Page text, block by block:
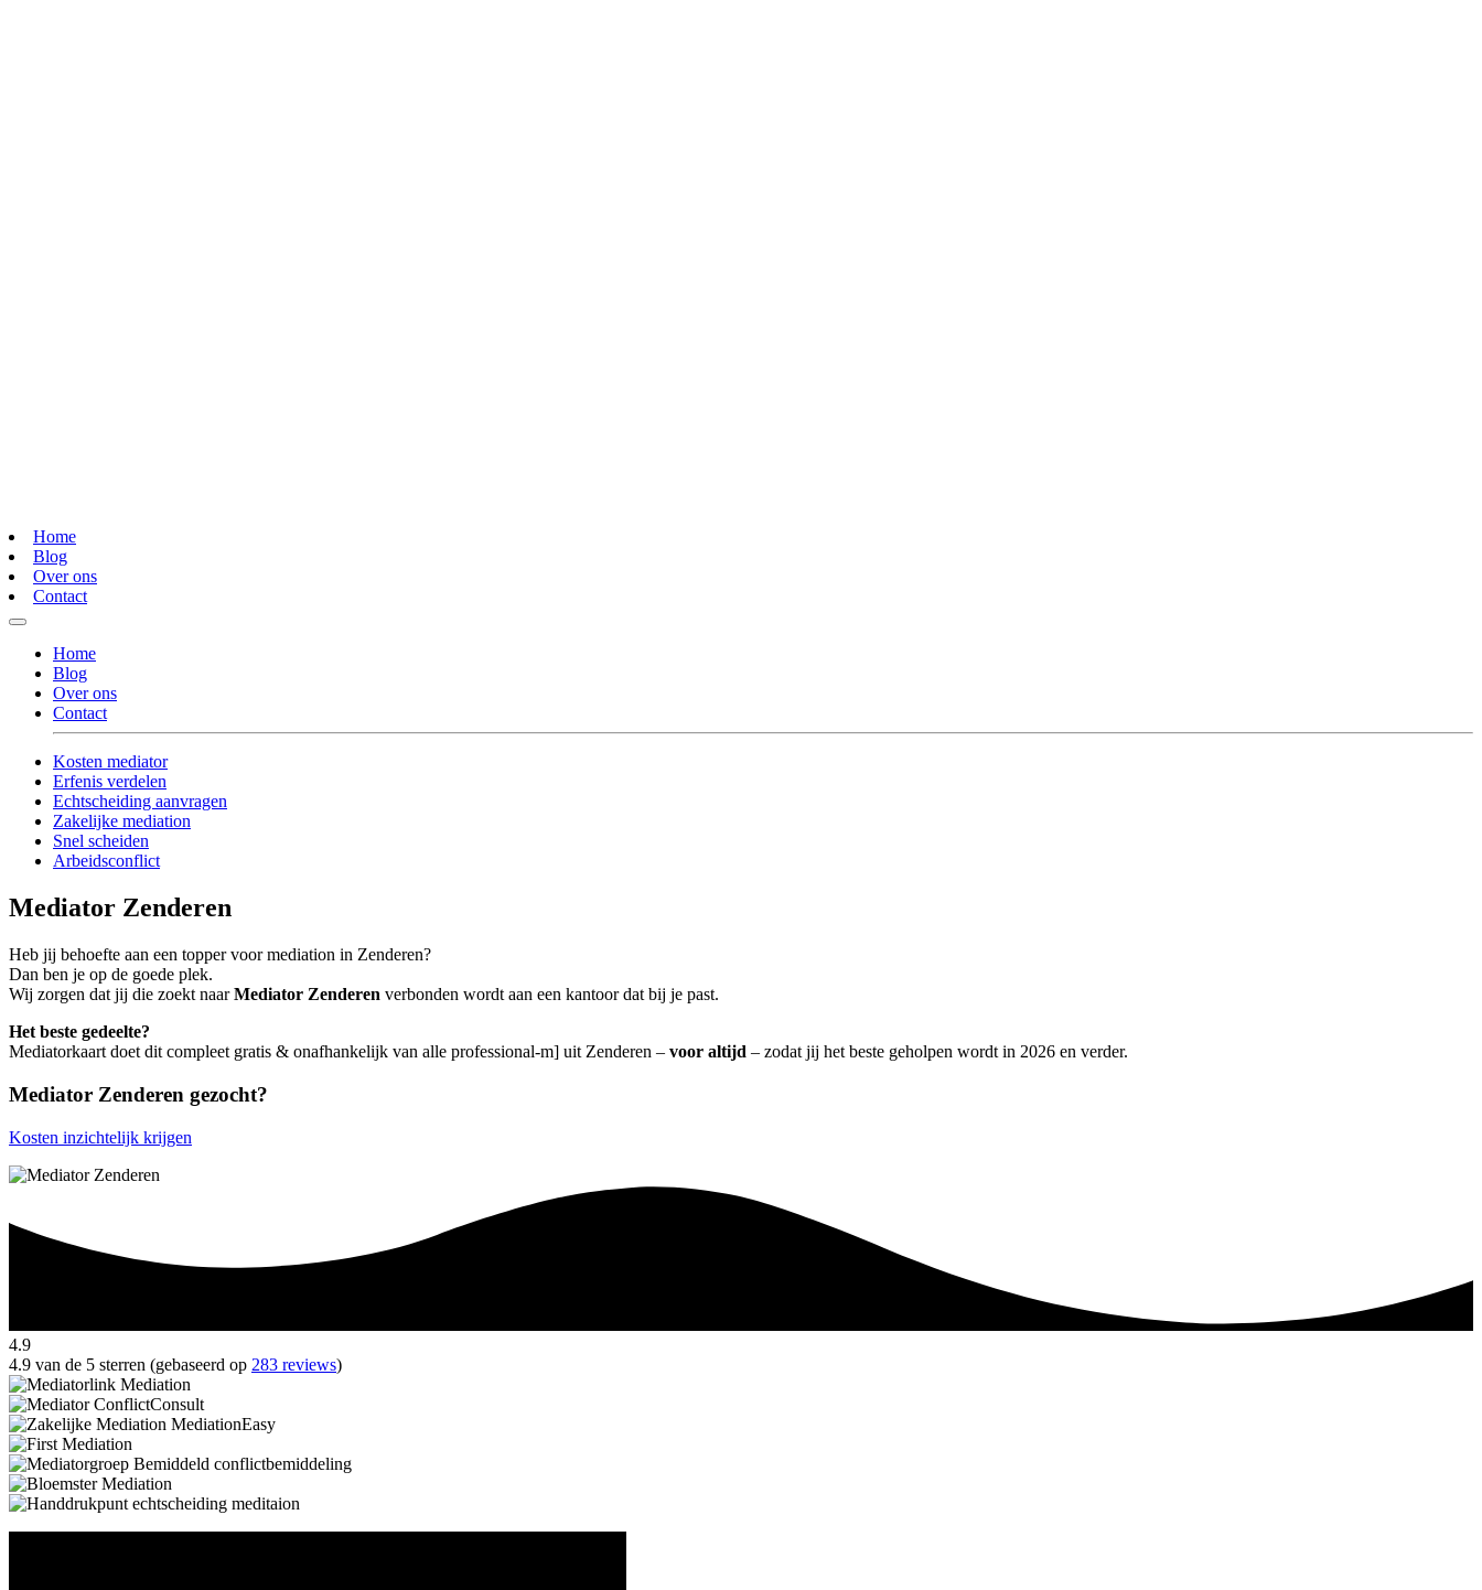
Home
Blog
Over ons
Contact
Home
Blog
Over ons
Contact
Kosten mediator
Erfenis verdelen
Echtscheiding aanvragen
Zakelijke mediation
Snel scheiden
Arbeidsconflict
Mediator Zenderen
Heb jij behoefte aan een topper voor mediation in Zenderen?
Dan ben je op de goede plek.
Wij zorgen dat jij die zoekt naarMediator Zenderen verbonden wordt aan een kantoor dat bij je past.
Het beste gedeelte?
Mediatorkaart doet dit compleet gratis & onafhankelijk van alle professional-m] uit Zenderen – voor altijd – zodat jij het beste geholpen wordt in 2026 en verder.
Mediator Zenderen gezocht?
Kosten inzichtelijk krijgen
4.9
4.9 van de 5 sterren (gebaseerd op 283 reviews)